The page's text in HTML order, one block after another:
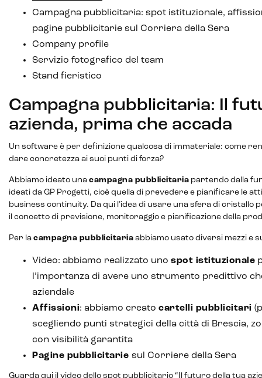
Intelligenza Artificiale e AR VR -
Metaverso
Campagna pubblicitaria: spot istituzionale,
pagine pubblicitarie sul Corriera della Sera
Company profile
Servizio fotografico del team
Stand fieristico
Campagna pubblicitaria: Il
azienda, prima che accada
Un software è per definizione qualcosa di immateriale: come
dare concretezza ai suoi punti di forza?
Abbiamo ideato una campagna pubblicitaria partendo dalla
ideati da GP Progetti, cioè quella di prevedere e pianificare le
business continuity. Da qui l’idea di usare una sfera di cristallo
il concetto di previsione, monitoraggio e pianificazione della
Per la campagna pubblicitaria abbiamo usato diversi mezzi e
Video: abbiamo realizzato uno spot istituzionale
l’importanza di avere uno strumento predittivo
aziendale
Affissioni: abbiamo creato cartelli pubblicitari
scegliendo punti strategici della città di Brescia,
con visibilità garantita
Pagine pubblicitarie sul Corriere della Sera
Guarda qui il video dello spot pubblicitario “Il futuro della tua